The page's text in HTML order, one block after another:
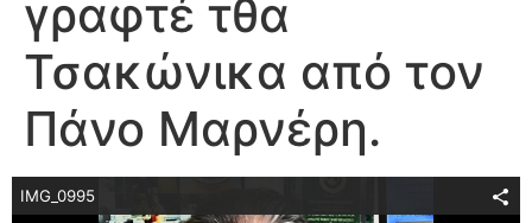
γραφτέ τθα
Τσακώνικα από τον
Πάνο Μαρνέρη.
IMG_0995